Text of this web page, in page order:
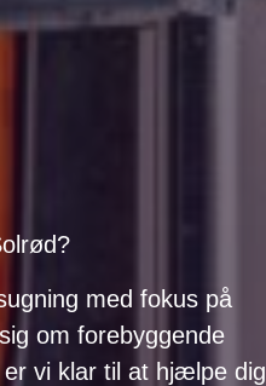
med fokus på
om forebyggende
er vi klar til at hjælpe dig